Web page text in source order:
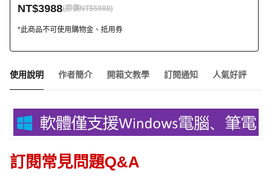
NT$3988(原價NT$5988)
*此商品不可使用購物金、抵用券
使用說明 作者簡介 開箱文教學 訂閱通知 人氣好評
訂閱常見問題Q&A